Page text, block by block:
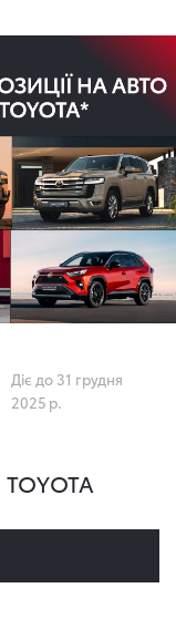
Діє до 31 грудня
2025 р.